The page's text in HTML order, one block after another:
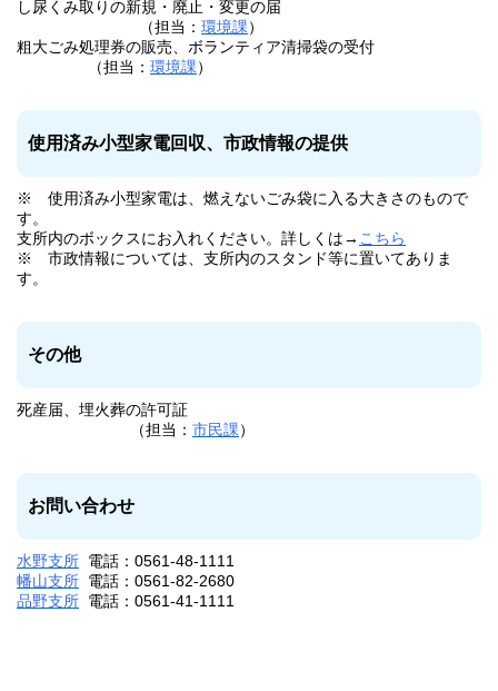
し尿くみ取りの新規・廃止・変更の届
（担当： 環境課）
粗大ごみ処理券の販売、ボランティア清掃袋の受付
（担当： 環境課）
使用済み小型家電回収、市政情報の提供
※ 使用済み小型家電は、燃えないごみ袋に入る大きさのもので
す。
支所内のボックスにお入れください。詳しくは→ こちら
※ 市政情報については、支所内のスタンド等に置いてありま
す。
その他
死産届、埋火葬の許可証
（担当： 市民課）
お問い合わせ
水野支所 電話： 0561-48-1111
幡山支所 電話： 0561-82-2680
品野支所 電話： 0561-41-1111